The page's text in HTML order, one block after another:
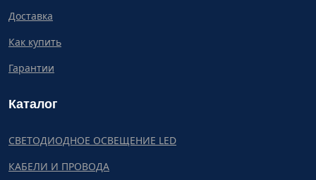
Доставка
Как купить
Гарантии
Каталог
СВЕТОДИОДНОЕ ОСВЕЩЕНИЕ LED
КАБЕЛИ И ПРОВОДА